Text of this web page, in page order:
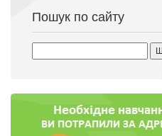
Пошук по сайту